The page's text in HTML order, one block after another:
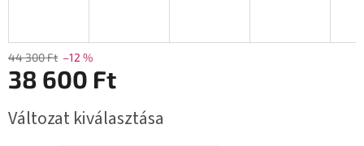
44 300 Ft –12 %
38 600 Ft
Változat kiválasztása